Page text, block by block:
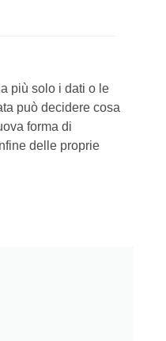
più solo i dati o le
può decidere cosa
forma di
delle proprie